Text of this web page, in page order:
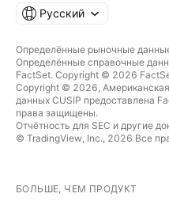
Русский
Определённые рыночные
Определённые справочные
FactSet. Copyright © 2026
Copyright © 2026,
данных CUSIP предоставлена
права защищены.
Отчётность для SEC и другие
© TradingView, Inc., 2026 Все
БОЛЬШЕ, ЧЕМ ПРОДУКТ